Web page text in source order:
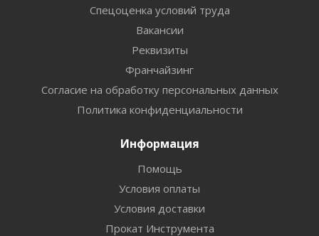
Спецоценка условий труда
Вакансии
Реквизиты
Франчайзинг
Согласие на обработку персональных данных
Политика конфиденциальности
Информация
Помощь
Условия оплаты
Условия доставки
Прокат Инструмента